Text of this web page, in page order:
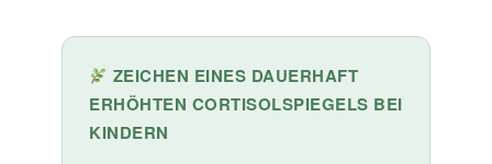
ZEICHEN EINES DAUERHAFT
ERHÖHTEN CORTISOLSPIEGELS BEI
KINDERN